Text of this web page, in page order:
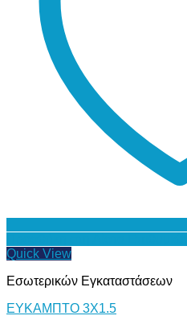
Quick View
Εσωτερικών Εγκαταστάσεων
ΕΥΚΑΜΠΤΟ 3Χ1.5